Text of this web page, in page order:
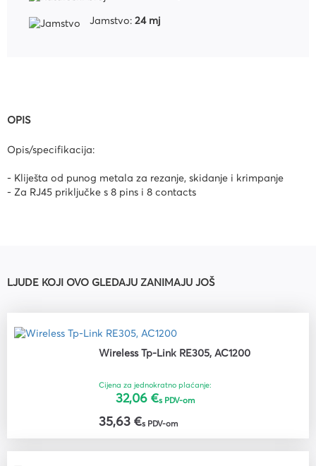
Jamstvo:24 mj
OPIS
Opis/specifikacija:
- Kliješta od punog metala za rezanje, skidanje i krimpanje
- Za RJ45 priključke s 8 pins i 8 contacts
LJUDE KOJI OVO GLEDAJU ZANIMAJU JOŠ
Wireless Tp-Link RE305, AC1200
Cijena za jednokratno plaćanje:
32,06 €s PDV-om
35,63 €s PDV-om